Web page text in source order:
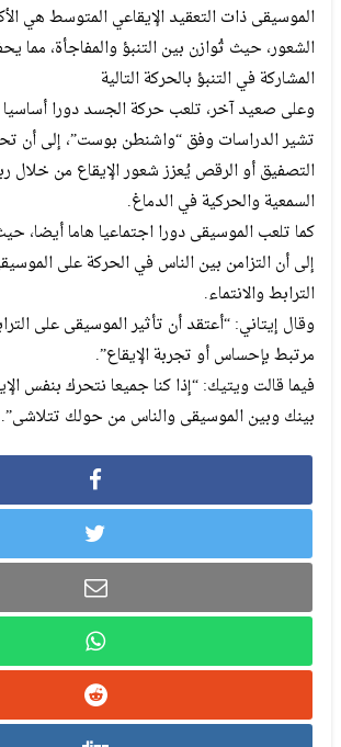
الموسيقى ذات التعقيد الإيقاعي المتوسط هي
الشعور، حيث تُوازن بين التنبؤ والمفاجأة، مما
المشاركة في التنبؤ بالحركة التالية
وعلى صعيد آخر، تلعب حركة الجسد دورا
تشير الدراسات وفق “واشنطن بوست”، إلى أن
التصفيق أو الرقص يُعزز شعور الإيقاع من خلال
السمعية والحركية في الدماغ.
كما تلعب الموسيقى دورا اجتماعيا هاما أيضا،
إلى أن التزامن بين الناس في الحركة على
الترابط والانتماء.
وقال إيتاني: “أعتقد أن تأثير الموسيقى على
مرتبط بإحساس أو تجربة الإيقاع”.
فيما قالت ويتيك: “إذا كنا جميعا نتحرك بنفس
بينك وبين الموسيقى والناس من حولك تتلاشى”.